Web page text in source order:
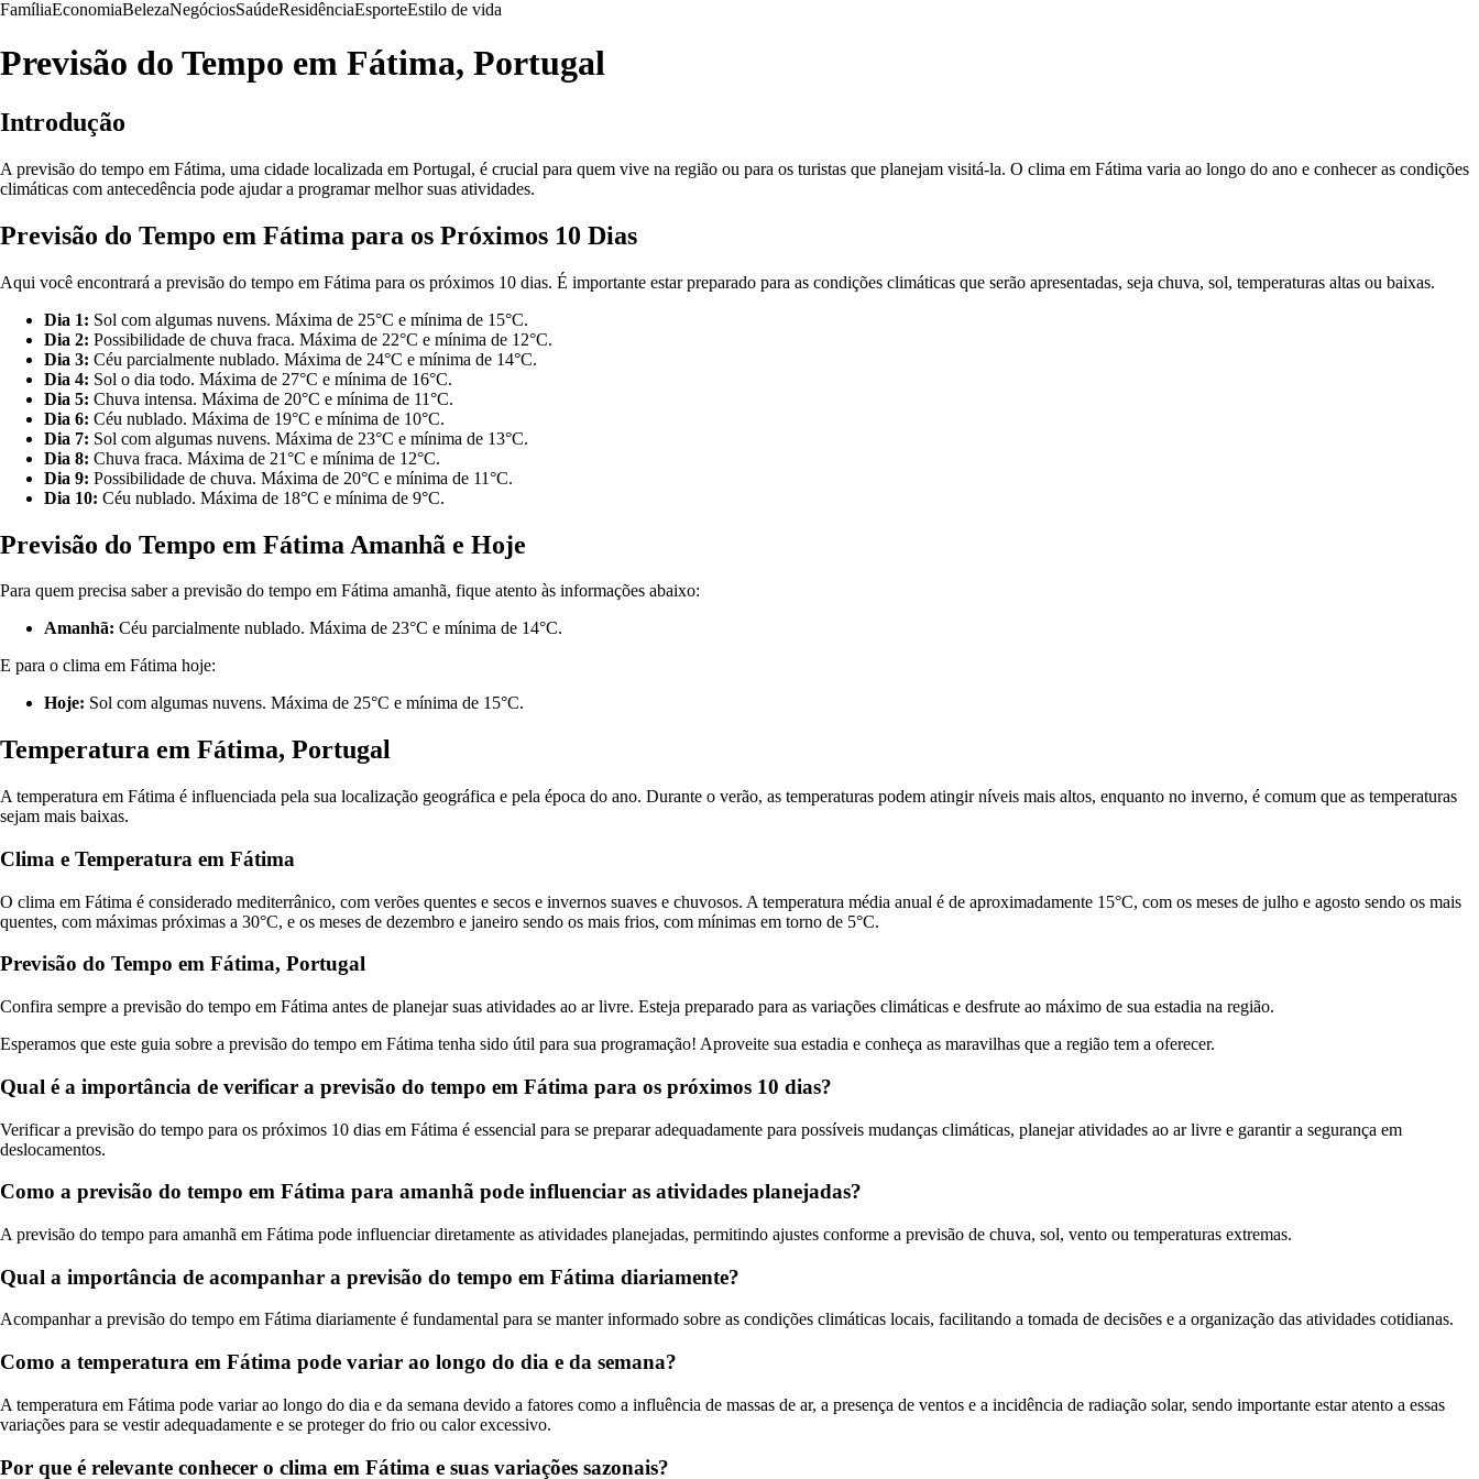
FamíliaEconomiaBelezaNegóciosSaúdeResidênciaEsporteEstilo de vida
Previsão do Tempo em Fátima, Portugal
Introdução
A previsão do tempo em Fátima, uma cidade localizada em Portugal, é crucial para quem vive na região ou para os turistas que planejam visitá-la. O clima em Fátima varia ao longo do ano e conhecer as condições
climáticas com antecedência pode ajudar a programar melhor suas atividades.
Previsão do Tempo em Fátima para os Próximos 10 Dias
Aqui você encontrará a previsão do tempo em Fátima para os próximos 10 dias. É importante estar preparado para as condições climáticas que serão apresentadas, seja chuva, sol, temperaturas altas ou baixas.
Dia 1: Sol com algumas nuvens. Máxima de 25°C e mínima de 15°C.
Dia 2: Possibilidade de chuva fraca. Máxima de 22°C e mínima de 12°C.
Dia 3: Céu parcialmente nublado. Máxima de 24°C e mínima de 14°C.
Dia 4: Sol o dia todo. Máxima de 27°C e mínima de 16°C.
Dia 5: Chuva intensa. Máxima de 20°C e mínima de 11°C.
Dia 6: Céu nublado. Máxima de 19°C e mínima de 10°C.
Dia 7: Sol com algumas nuvens. Máxima de 23°C e mínima de 13°C.
Dia 8: Chuva fraca. Máxima de 21°C e mínima de 12°C.
Dia 9: Possibilidade de chuva. Máxima de 20°C e mínima de 11°C.
Dia 10: Céu nublado. Máxima de 18°C e mínima de 9°C.
Previsão do Tempo em Fátima Amanhã e Hoje
Para quem precisa saber a previsão do tempo em Fátima amanhã, fique atento às informações abaixo:
Amanhã: Céu parcialmente nublado. Máxima de 23°C e mínima de 14°C.
E para o clima em Fátima hoje:
Hoje: Sol com algumas nuvens. Máxima de 25°C e mínima de 15°C.
Temperatura em Fátima, Portugal
A temperatura em Fátima é influenciada pela sua localização geográfica e pela época do ano. Durante o verão, as temperaturas podem atingir níveis mais altos, enquanto no inverno, é comum que as temperaturas
sejam mais baixas.
Clima e Temperatura em Fátima
O clima em Fátima é considerado mediterrânico, com verões quentes e secos e invernos suaves e chuvosos. A temperatura média anual é de aproximadamente 15°C, com os meses de julho e agosto sendo os mais
quentes, com máximas próximas a 30°C, e os meses de dezembro e janeiro sendo os mais frios, com mínimas em torno de 5°C.
Previsão do Tempo em Fátima, Portugal
Confira sempre a previsão do tempo em Fátima antes de planejar suas atividades ao ar livre. Esteja preparado para as variações climáticas e desfrute ao máximo de sua estadia na região.
Esperamos que este guia sobre a previsão do tempo em Fátima tenha sido útil para sua programação! Aproveite sua estadia e conheça as maravilhas que a região tem a oferecer.
Qual é a importância de verificar a previsão do tempo em Fátima para os próximos 10 dias?
Verificar a previsão do tempo para os próximos 10 dias em Fátima é essencial para se preparar adequadamente para possíveis mudanças climáticas, planejar atividades ao ar livre e garantir a segurança em
deslocamentos.
Como a previsão do tempo em Fátima para amanhã pode influenciar as atividades planejadas?
A previsão do tempo para amanhã em Fátima pode influenciar diretamente as atividades planejadas, permitindo ajustes conforme a previsão de chuva, sol, vento ou temperaturas extremas.
Qual a importância de acompanhar a previsão do tempo em Fátima diariamente?
Acompanhar a previsão do tempo em Fátima diariamente é fundamental para se manter informado sobre as condições climáticas locais, facilitando a tomada de decisões e a organização das atividades cotidianas.
Como a temperatura em Fátima pode variar ao longo do dia e da semana?
A temperatura em Fátima pode variar ao longo do dia e da semana devido a fatores como a influência de massas de ar, a presença de ventos e a incidência de radiação solar, sendo importante estar atento a essas
variações para se vestir adequadamente e se proteger do frio ou calor excessivo.
Por que é relevante conhecer o clima em Fátima e suas variações sazonais?